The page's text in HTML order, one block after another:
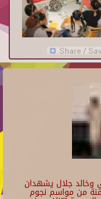
وخالد جلال يشهدان
من مواسم نجوم